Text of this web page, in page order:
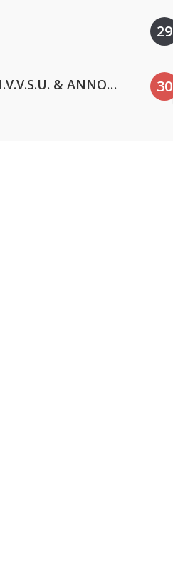
Lustrum U.V.S.V/N.V.V.S.U. & ANNO ONS & Jopke van Dobbenburgh & Roeland Beelen
29
30